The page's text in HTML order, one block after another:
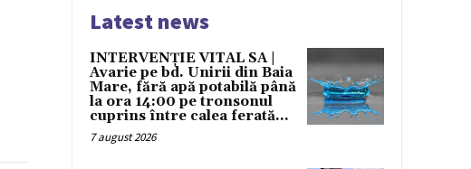
Latest news
INTERVENȚIE VITAL SA |
Avarie pe bd. Unirii din Baia
Mare, fără apă potabilă până
la ora 14:00 pe tronsonul
cuprins între calea ferată...
7 august 2026